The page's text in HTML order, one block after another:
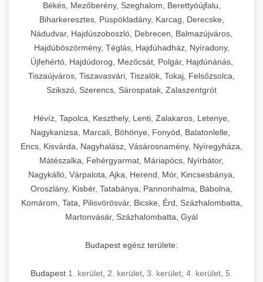
Békés, Mezőberény, Szeghalom, Berettyóújfalu,
Biharkeresztes, Püspökladány, Karcag, Derecske,
Nádudvar, Hajdúszoboszló, Debrecen, Balmazújváros,
Hajdúböszörmény, Téglás, Hajdúhadház, Nyíradony,
Újfehértó, Hajdúdorog, Mezőcsát, Polgár, Hajdúnánás,
Tiszaújváros, Tiszavasvári, Tiszalök, Tokaj, Felsőzsolca,
Szikszó, Szerencs, Sárospatak, Zalaszentgrót
Hévíz, Tapolca, Keszthely, Lenti, Zalakaros, Letenye,
Nagykanizsa, Marcali, Böhönye, Fonyód, Balatonlelle,
Encs, Kisvárda, Nagyhalász, Vásárosnamény, Nyíregyháza,
Mátészalka, Fehérgyarmat, Máriapócs, Nyírbátor,
Nagykálló, Várpalota, Ajka, Herend, Mór, Kincsesbánya,
Oroszlány, Kisbér, Tatabánya, Pannonhalma, Bábolna,
Komárom, Tata, Pilisvörösvár, Bicske, Érd, Százhalombatta,
Martonvásár, Százhalombatta, Gyál
Budapest egész területe:
Budapest 1. kerület 2. kerület 3. kerület 4. kerület 5.